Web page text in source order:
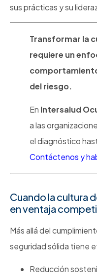
sus prácticas y su
Transformar la
requiere un
del riesgo.
En Intersalud
a las
el diagnóstico
Contáctenos y
Cuando la cultura
en ventaja
Más allá del
seguridad sólida tiene
Reducción